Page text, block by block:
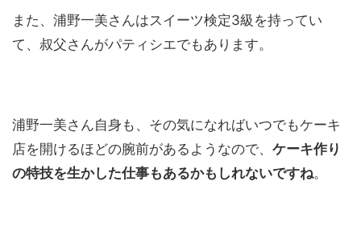
また、浦野一美さんはスイーツ検定3級を持ってい
て、叔父さんがパティシエでもあります。
浦野一美さん自身も、その気になればいつでもケーキ
店を開けるほどの腕前があるようなので、 ケーキ作り
の特技を生かした仕事もあるかもしれないですね。